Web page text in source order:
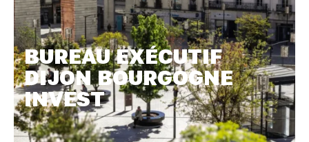
BUREAU EXÉCUTIF
DIJON BOURGOGNE
INVEST